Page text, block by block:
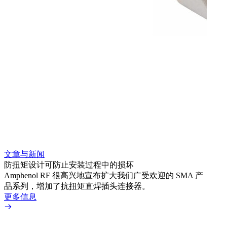
文章与新闻
防扭矩设计可防止安装过程中的损坏
Amphenol RF 很高兴地宣布扩大我们广受欢迎的 SMA 产
品系列，增加了抗扭矩直焊插头连接器。
更多信息